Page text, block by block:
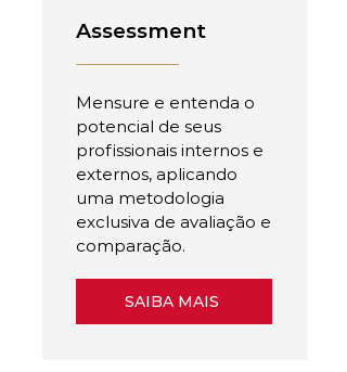
Assessment
Mensure e entenda o
potencial de seus
profissionais internos e
externos, aplicando
uma metodologia
exclusiva de avaliação e
comparação.
SAIBA MAIS